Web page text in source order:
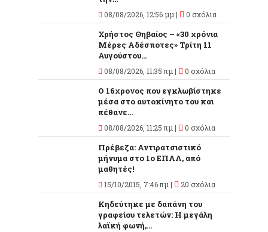
08/08/2026, 12:56 μμ | 0 σχόλια
Χρήστος Θηβαίος – «30 χρόνια
Μέρες Αδέσποτες» Τρίτη 11
Αυγούστου...
08/08/2026, 11:35 πμ | 0 σχόλια
O 16χρονος που εγκλωβίστηκε
μέσα στο αυτοκίνητο του και
πέθανε...
08/08/2026, 11:25 πμ | 0 σχόλια
Πρέβεζα: Αντιρατσιστικό
μήνυμα στο 1ο ΕΠΑΛ, από
μαθητές!
15/10/2015, 7:46 πμ | 20 σχόλια
Κηδεύτηκε με δαπάνη του
γραφείου τελετών: Η μεγάλη
λαϊκή φωνή,...